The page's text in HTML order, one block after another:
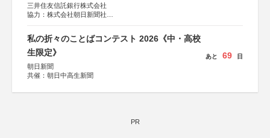
三井住友信託銀行株式会社
協力：株式会社朝日新聞社
私の折々のことばコンテスト 2026《中・高校
生限定》
朝日新聞
共催：朝日中高生新聞
あと 69 日
PR